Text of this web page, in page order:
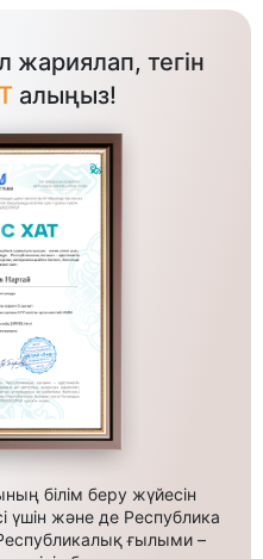
жариялап, тегін
алыңыз!
білім беру жүйесін
үшін және де Республика
ғылыми –